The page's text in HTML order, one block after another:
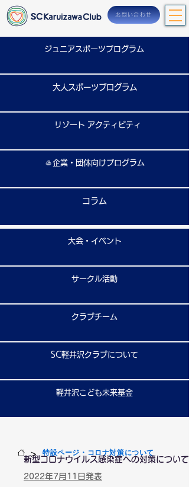
お問い合わせ
ジュニアスポーツプログラム
大人スポーツプログラム
リゾート アクティビティ
🥌企業・団体向けプログラム
コラム
大会・イベント
サークル活動
クラブチーム
SC軽井沢クラブについて
軽井沢こども未来基金
>
特設ページ・コロナ対策について
新型コロナウイルス感染症への対策について
2022年7月11日発表